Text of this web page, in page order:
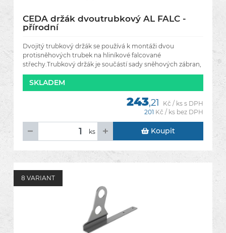
CEDA držák dvoutrubkový AL FALC -
přírodní
Dvojitý trubkový držák se používá k montáži dvou
protisněhových trubek na hliníkové falcované
střechy.Trubkový držák je součástí sady sněhových zábran,
které chrání střechu
SKLADEM
243,21
Kč / ks s DPH
201 Kč / ks bez DPH
ks Koupit
8 VARIANT